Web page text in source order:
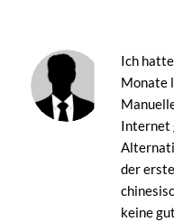
Ich
Monate
Internet
der
keine